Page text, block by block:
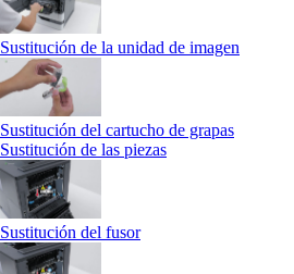
Sustitución de la unidad de imagen
Sustitución del cartucho de grapas
Sustitución de las piezas
Sustitución del fusor